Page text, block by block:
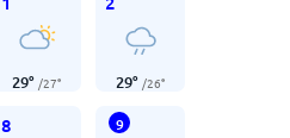
29° /27° 29° /26°
8 9